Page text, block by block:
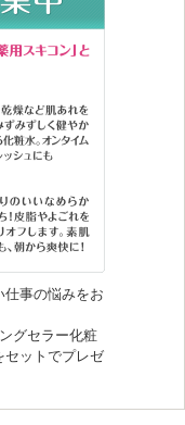
仕事の悩みをお
グセラー化粧
セットでプレゼ